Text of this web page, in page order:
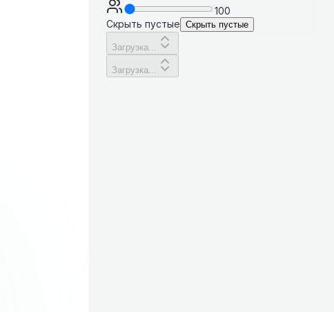
100
Скрыть пустые Скрыть пустые
Загрузка...
Загрузка...